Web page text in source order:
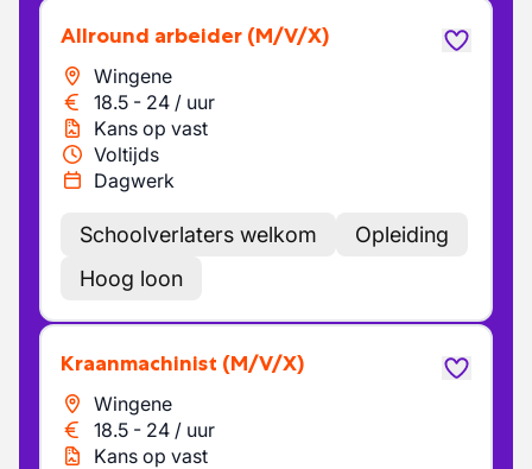
Allround arbeider (M/V/X)
Wingene
18.5 - 24 / uur
Kans op vast
Voltijds
Dagwerk
Schoolverlaters welkom
Opleiding
Hoog loon
Kraanmachinist (M/V/X)
Wingene
18.5 - 24 / uur
Kans op vast